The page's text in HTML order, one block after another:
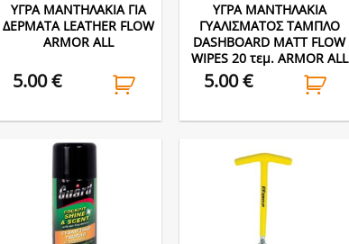
ΥΓΡΑ ΜΑΝΤΗΛΑΚΙΑ ΓΙΑ
ΔΕΡΜΑΤΑ LEATHER FLOW
ARMOR ALL
5.00€
ΥΓΡΑ ΜΑΝΤΗΛΑΚΙΑ
ΓΥΑΛΙΣΜΑΤΟΣ ΤΑΜΠΛΟ
DASHBOARD MATT FLOW
WIPES 20 τεμ. ARMOR ALL
5.00€